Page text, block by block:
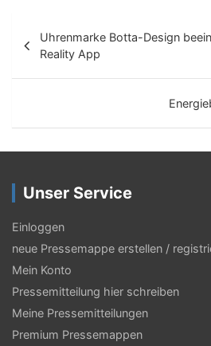
e
i
r
g
s
-
N
a
v
Uhrenmarke Botta-Design
Reality App
Unser Service
Einloggen
neue Pressemappe erstellen /
Mein Konto
Pressemitteilung hier schreiben
Meine Pressemitteilungen
Premium Pressemappen